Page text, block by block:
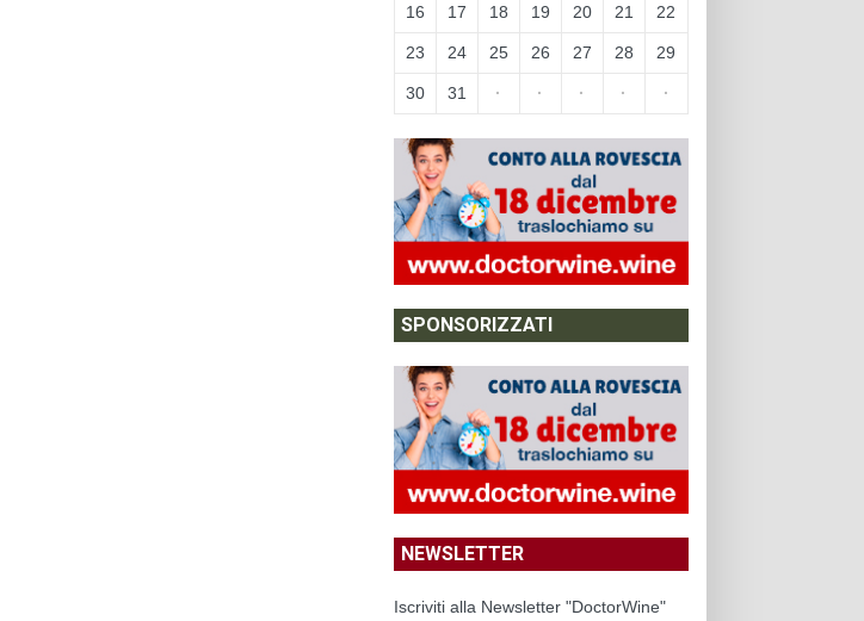
16 17 18 19 20 21 22
23 24 25 26 27 28 29
30 31 · · · · ·
SPONSORIZZATI
NEWSLETTER
Iscriviti alla Newsletter "DoctorWine"